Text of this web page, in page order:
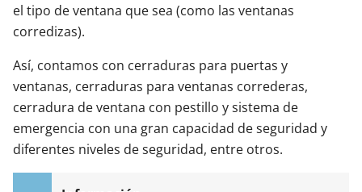
el tipo de ventana que sea (como las ventanas
corredizas).
Así, contamos con cerraduras para puertas y
ventanas, cerraduras para ventanas correderas,
cerradura de ventana con pestillo y sistema de
emergencia con una gran capacidad de seguridad y
diferentes niveles de seguridad, entre otros.